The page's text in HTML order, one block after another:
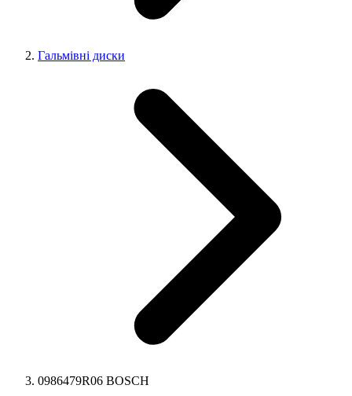
Гальмівні диски
0986479R06 BOSCH